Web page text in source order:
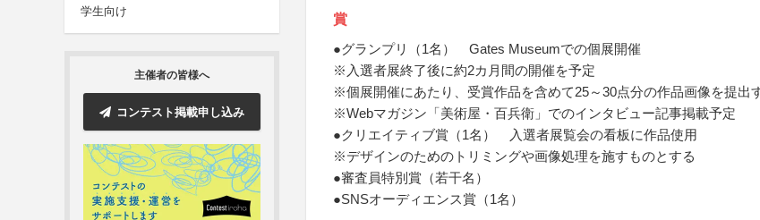
学生向け
主催者の皆様へ
コンテスト掲載申し込み
賞
●グランプリ（1名） Gates Museumでの個展開催
※入選者展終了後に約2カ月間の開催を予定
※個展開催にあたり、受賞作品を含めて25～30点分の作品画像を提出
※Webマガジン「美術屋・百兵衛」でのインタビュー記事掲載予定
●クリエイティブ賞（1名） 入選者展覧会の看板に作品使用
※デザインのためのトリミングや画像処理を施すものとする
●審査員特別賞（若干名）
●SNSオーディエンス賞（1名）